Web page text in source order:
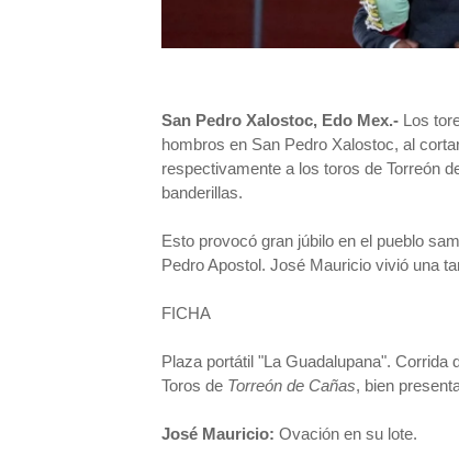
San Pedro Xalostoc, Edo Mex.- Los
hombros en San Pedro Xalostoc, al
respectivamente a los toros de Torreón
banderillas.
Esto provocó gran júbilo en el pueblo
Pedro Apostol. José Mauricio vivió una
FICHA
Plaza portátil "La Guadalupana". Corrida
Toros de Torreón de Cañas, bien
José Mauricio: Ovación en su lote.